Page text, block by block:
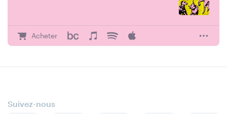
Acheter
Suivez-nous